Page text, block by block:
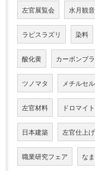
左官展覧会 水月観
ラピスラズリ 染料
酸化黄 カーボンブ
ツノマタ メチルセ
左官材料 ドロマイ
日本建築 左官仕上げ
職業研究フェア な